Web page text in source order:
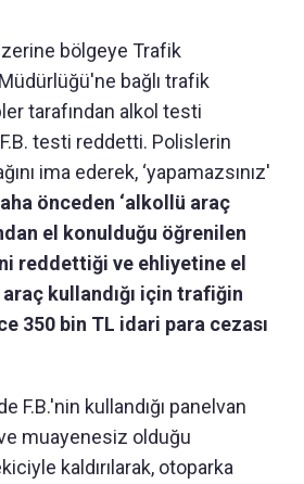
bölgeye Trafik
bağlı trafik
tarafından alkol testi
testi reddetti. Polislerin
ima ederek, ‘yapamazsınız'
önceden ‘alkollü araç
el konulduğu öğrenilen
reddettiği ve ehliyetine el
kullandığı için trafiğin
350 bin TL idari para cezası
F.B.'nin kullandığı panelvan
muayenesiz olduğu
kaldırılarak, otoparka